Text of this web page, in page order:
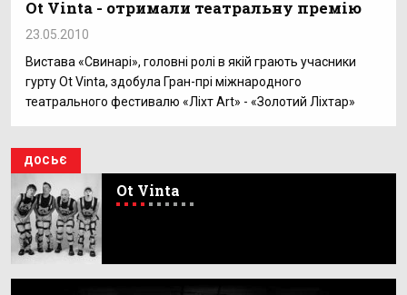
Ot Vinta - отримали театральну премію
23.05.2010
Вистава «Свинарі», головні ролі в якій грають учасники
гурту Ot Vinta, здобула Гран-прі міжнародного
театрального фестивалю «Ліхт Art» - «Золотий Ліхтар»
ДОСЬЄ
Ot Vinta